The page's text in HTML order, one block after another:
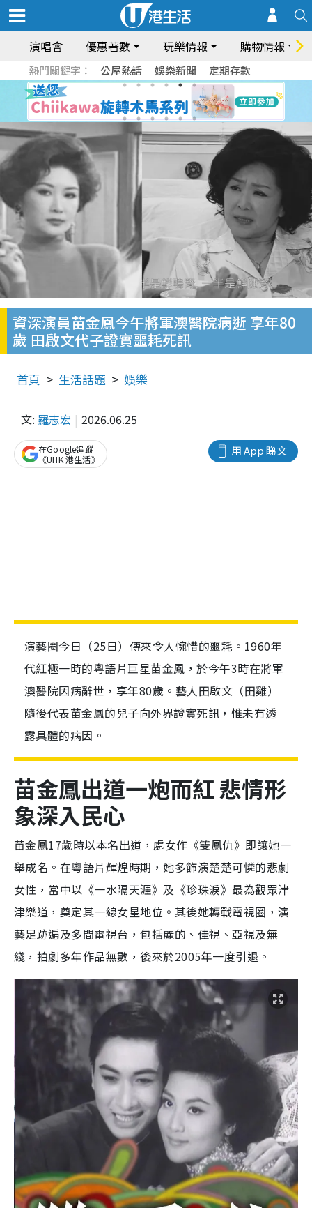
演唱會 優惠著數 玩樂情報 購物情報
熱門關鍵字： 公屋熱話 娛樂新聞 定期存款
資深演員苗金鳳今午將軍澳醫院病逝 享年80
歲 田啟文代子證實噩耗死訊
首頁 生活話題 娛樂
文: 羅志宏 2026.06.25
用 App 睇文
在Google追蹤
《UHK 港生活》
演藝圈今日（25日）傳來令人惋惜的噩耗。1960年
代紅極一時的粵語片巨星苗金鳳，於今午3時在將軍
澳醫院因病辭世，享年80歲。藝人田啟文（田雞）
隨後代表苗金鳳的兒子向外界證實死訊，惟未有透
露具體的病因。
苗金鳳出道一炮而紅 悲情形
象深入民心
苗金鳳17歲時以本名出道，處女作《雙鳳仇》即讓她一
舉成名。在粵語片輝煌時期，她多飾演楚楚可憐的悲劇
女性，當中以《一水隔天涯》及《珍珠淚》最為觀眾津
津樂道，奠定其一線女星地位。其後她轉戰電視圈，演
藝足跡遍及多間電視台，包括麗的、佳視、亞視及無
綫，拍劇多年作品無數，後來於2005年一度引退。